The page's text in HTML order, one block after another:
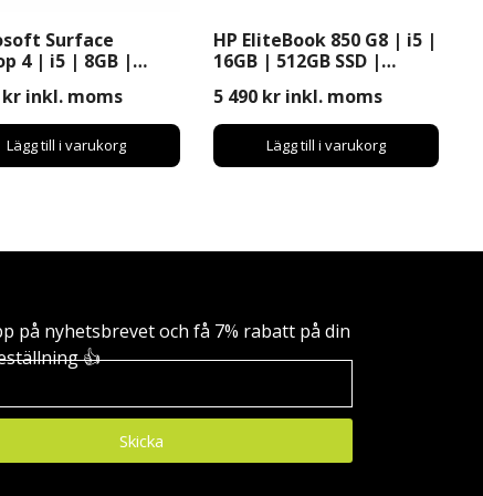
Surface
4 | i5 | 8GB |
kr inkl. moms
Lägg till i varukorg
HP EliteBook 850 G8 | i5 |
16GB | 512GB SSD |
5 490 krinkl. moms
Lägg till i varukorg
på nyhetsbrevet och få 7% rabatt på din
👍
Skicka